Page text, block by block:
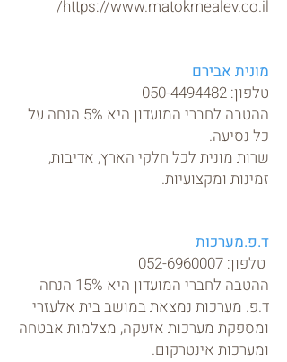
https://www.matokmealev.co.il/
מונית אבירם
טלפון: 050-4494482
ההטבה לחברי המועדון היא 5% הנחה על
כל נסיעה.
שרות מונית לכל חלקי הארץ, אדיבות,
זמינות ומקצועיות.
ד.פ.מערכות
טלפון: 052-6960007
ההטבה לחברי המועדון היא 15% הנחה
ד.פ. מערכות נמצאת במושב בית אלעזרי
ומספקת מערכות אזעקה, מצלמות אבטחה
ומערכות אינטרקום.